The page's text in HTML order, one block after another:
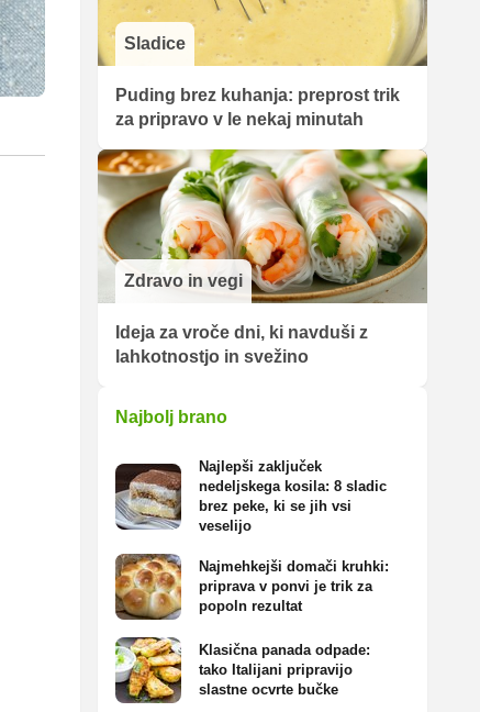
Sladice
Puding brez kuhanja: preprost trik
za pripravo v le nekaj minutah
Zdravo in vegi
Ideja za vroče dni, ki navduši z
lahkotnostjo in svežino
Najbolj brano
Najlepši zaključek
nedeljskega kosila: 8 sladic
brez peke, ki se jih vsi
veselijo
Najmehkejši domači kruhki:
priprava v ponvi je trik za
popoln rezultat
Klasična panada odpade:
tako Italijani pripravijo
slastne ocvrte bučke